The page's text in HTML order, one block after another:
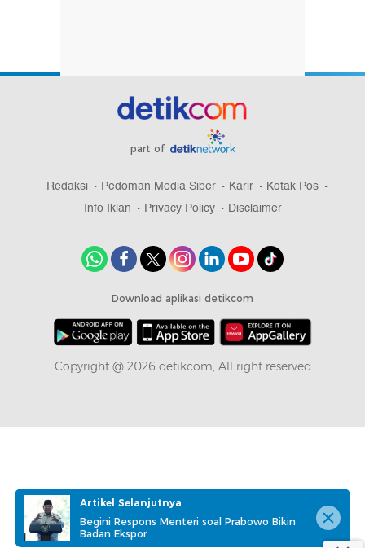
part of
Redaksi Pedoman Media Siber Karir
Kotak Pos
Info Iklan
Privacy Policy Disclaimer
Download aplikasi detikcom
Copyright @ 2026 detikcom, All right reserved
Artikel Selanjutnya
Begini Respons Menteri soal Prabowo Bikin
Badan Ekspor